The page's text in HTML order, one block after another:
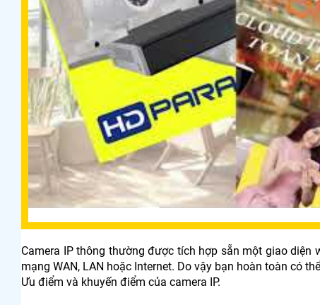
Camera IP thông thường được tích hợp sẵn một giao
mạng WAN, LAN hoặc Internet. Do vậy bạn hoàn toàn có
Ưu điểm và khuyến điểm của camera IP.